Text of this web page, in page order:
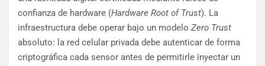
confianza de hardware (Hardware Root of Trust). La
infraestructura debe operar bajo un modelo Zero Trust
absoluto: la red celular privada debe autenticar de forma
criptográfica cada sensor antes de permitirle inyectar un